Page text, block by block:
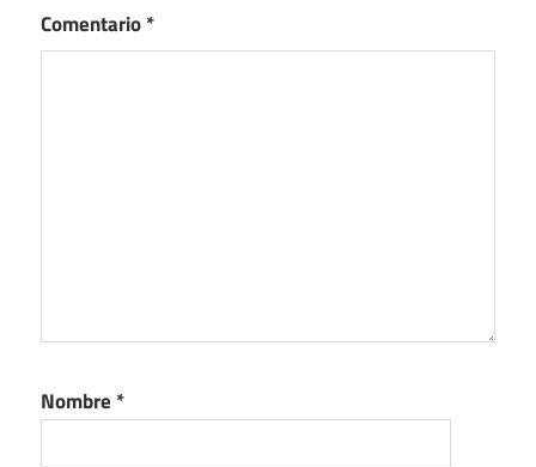
Comentario*
Nombre *